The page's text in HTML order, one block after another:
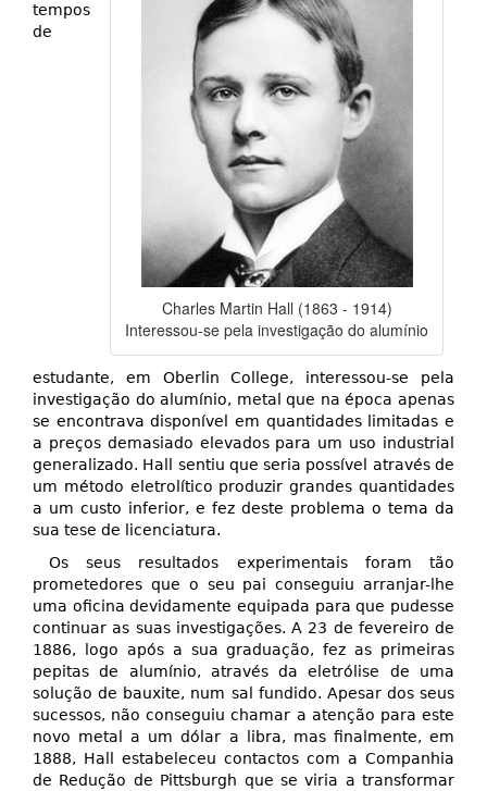
Charles Martin Hall (1863 - 1914)
Interessou-se pela investigação do alumínio
tempos
de
estudante, em Oberlin College, interessou-se pela
investigação do alumínio, metal que na época apenas
se encontrava disponível em quantidades limitadas e
a preços demasiado elevados para um uso industrial
generalizado. Hall sentiu que seria possível através de
um método eletrolítico produzir grandes quantidades
a um custo inferior, e fez deste problema o tema da
sua tese de licenciatura.
Os seus resultados experimentais foram tão
prometedores que o seu pai conseguiu arranjar-lhe
uma oficina devidamente equipada para que pudesse
continuar as suas investigações. A 23 de fevereiro de
1886, logo após a sua graduação, fez as primeiras
pepitas de alumínio, através da eletrólise de uma
solução de bauxite, num sal fundido. Apesar dos seus
sucessos, não conseguiu chamar a atenção para este
novo metal a um dólar a libra, mas finalmente, em
1888, Hall estabeleceu contactos com a Companhia
de Redução de Pittsburgh que se viria a transformar